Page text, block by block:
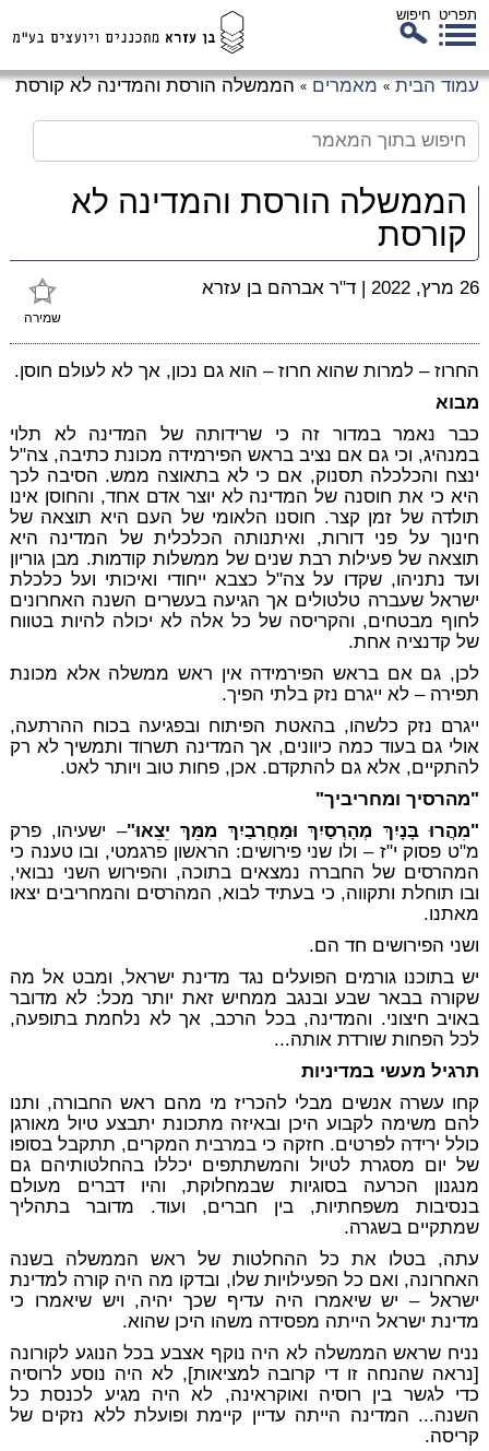
תפריט חיפוש
עמוד הבית » מאמרים » הממשלה הורסת והמדינה לא קורסת
הממשלה הורסת והמדינה לא
קורסת
שמירה
26 מרץ, 2022 | ד"ר אברהם בן עזרא
החרוז – למרות שהוא חרוז – הוא גם נכון, אך לא לעולם חוסן.
מבוא
כבר נאמר במדור זה כי שרידותה של המדינה לא תלוי
במנהיג, וכי גם אם נציב בראש הפירמידה מכונת כתיבה, צה"ל
ינצח והכלכלה תסנוק, אם כי לא בתאוצה ממש. הסיבה לכך
היא כי את חוסנה של המדינה לא יוצר אדם אחד, והחוסן אינו
תולדה של זמן קצר. חוסנו הלאומי של העם היא תוצאה של
חינוך על פני דורות, ואיתנותה הכלכלית של המדינה היא
תוצאה של פעילות רבת שנים של ממשלות קודמות. מבן גוריון
ועד נתניהו, שקדו על צה"ל כצבא ייחודי ואיכותי ועל כלכלת
ישראל שעברה טלטולים אך הגיעה בעשרים השנה האחרונים
לחוף מבטחים, והקריסה של כל אלה לא יכולה להיות בטווח
של קדנציה אחת.
לכן, גם אם בראש הפירמידה אין ראש ממשלה אלא מכונת
תפירה – לא ייגרם נזק בלתי הפיך.
ייגרם נזק כלשהו, בהאטת הפיתוח ובפגיעה בכוח ההרתעה,
אולי גם בעוד כמה כיוונים, אך המדינה תשרוד ותמשיך לא רק
להתקיים, אלא גם להתקדם. אכן, פחות טוב ויותר לאט.
"מהרסיך ומחריביך"
"מִהֲרוּ בָּנָיִךְ מְהָרְסַיִךְ וּמַחֲרִבַיִךְ מִמֵּךְ יֵצֵאוּ"– ישעיהו, פרק
מ"ט פסוק י"ז – ולו שני פירושים: הראשון פרגמטי, ובו טענה כי
המהרסים של החברה נמצאים בתוכה, והפירוש השני נבואי,
ובו תוחלת ותקווה, כי בעתיד לבוא, המהרסים והמחריבים יצאו
מאתנו.
ושני הפירושים חד הם.
יש בתוכנו גורמים הפועלים נגד מדינת ישראל, ומבט אל מה
שקורה בבאר שבע ובנגב ממחיש זאת יותר מכל: לא מדובר
באויב חיצוני. והמדינה, בכל הרכב, אך לא נלחמת בתופעה,
לכל הפחות שורדת אותה...
תרגיל מעשי במדיניות
קחו עשרה אנשים מבלי להכריז מי מהם ראש החבורה, ותנו
להם משימה לקבוע היכן ובאיזה מתכונת יתבצע טיול מאורגן
כולל ירידה לפרטים. חזקה כי במרבית המקרים, תתקבל בסופו
של יום מסגרת לטיול והמשתתפים יכללו בהחלטותיהם גם
מנגנון הכרעה בסוגיות שבמחלוקת, והיו דברים מעולם
בנסיבות משפחתיות, בין חברים, ועוד. מדובר בתהליך
שמתקיים בשגרה.
עתה, בטלו את כל ההחלטות של ראש הממשלה בשנה
האחרונה, ואם כל הפעילויות שלו, ובדקו מה היה קורה למדינת
ישראל – יש שיאמרו היה עדיף שכך יהיה, ויש שיאמרו כי
מדינת ישראל הייתה מפסידה משהו היכן שהוא.
נניח שראש הממשלה לא היה נוקף אצבע בכל הנוגע לקורונה
[נראה שהנחה זו די קרובה למציאות], לא היה נוסע לרוסיה
כדי לגשר בין רוסיה ואוקראינה, לא היה מגיע לכנסת כל
השנה... המדינה הייתה עדיין קיימת ופועלת ללא נזקים של
קריסה.